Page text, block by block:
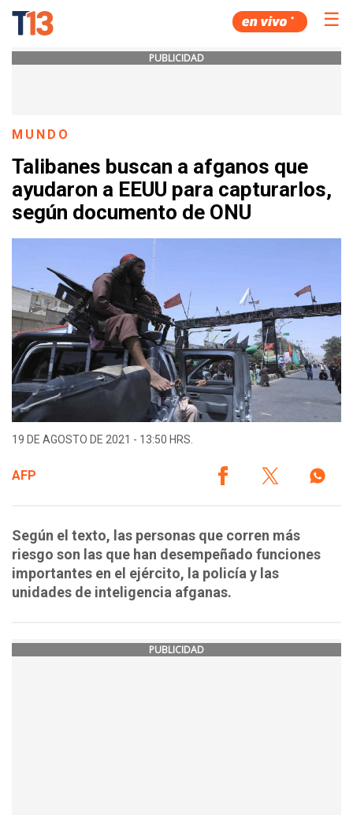
☰
PUBLICIDAD
MUNDO
Talibanes buscan a afganos que
ayudaron a EEUU para capturarlos,
según documento de ONU
19 DE AGOSTO DE 2021 - 13:50 HRS.
AFP
Según el texto, las personas que corren más
riesgo son las que han desempeñado funciones
importantes en el ejército, la policía y las
unidades de inteligencia afganas.
PUBLICIDAD